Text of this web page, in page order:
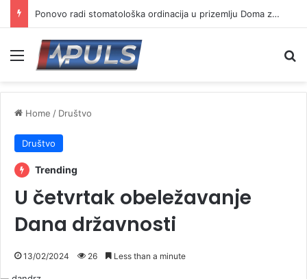
Ponovo radi stomatološka ordinacija u prizemlju Doma zdravlja u Vranju ( VIDEO)
Menu
Home / Društvo
Društvo
Trending
U četvrtak obeležavanje
Dana državnosti
13/02/2024 26 Less than a minute